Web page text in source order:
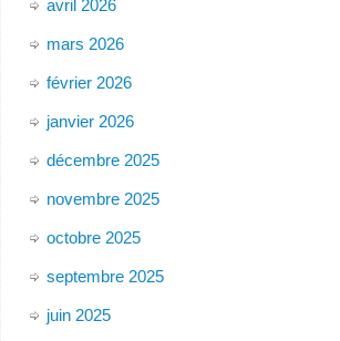
avril 2026
mars 2026
février 2026
janvier 2026
décembre 2025
novembre 2025
octobre 2025
septembre 2025
juin 2025